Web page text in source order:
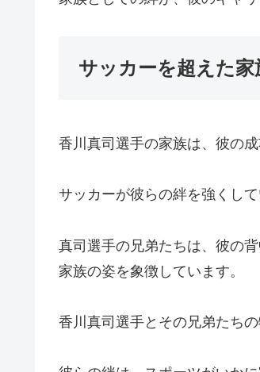
サッカーを超えた家
香川真司選手の家族は、彼の
サッカーが彼らの絆を強くし
真司選手の兄弟たちは、彼の
家族の姿を象徴しています。
香川真司選手とその兄弟たち